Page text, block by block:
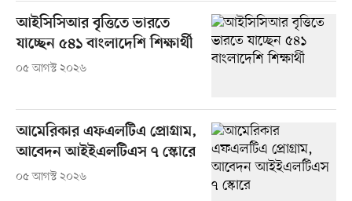
আইসিসিআর বৃত্তিতে ভারতে
যাচ্ছেন ৫৪১ বাংলাদেশি শিক্ষার্থী
০৫ আগস্ট ২০২৬
আমেরিকার এফএলটিএ প্রোগ্রাম,
আবেদন আইইএলটিএস ৭ স্কোরে
০৫ আগস্ট ২০২৬